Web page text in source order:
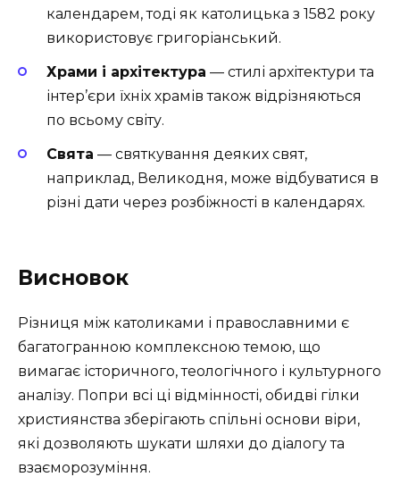
календарем, тоді як католицька з 1582 року
використовує григоріанський.
Храми і архітектура — стилі архітектури та
інтер’єри їхніх храмів також відрізняються
по всьому світу.
Свята — святкування деяких свят,
наприклад, Великодня, може відбуватися в
різні дати через розбіжності в календарях.
Висновок
Різниця між католиками і православними є
багатогранною комплексною темою, що
вимагає історичного, теологічного і культурного
аналізу. Попри всі ці відмінності, обидві гілки
християнства зберігають спільні основи віри,
які дозволяють шукати шляхи до діалогу та
взаєморозуміння.